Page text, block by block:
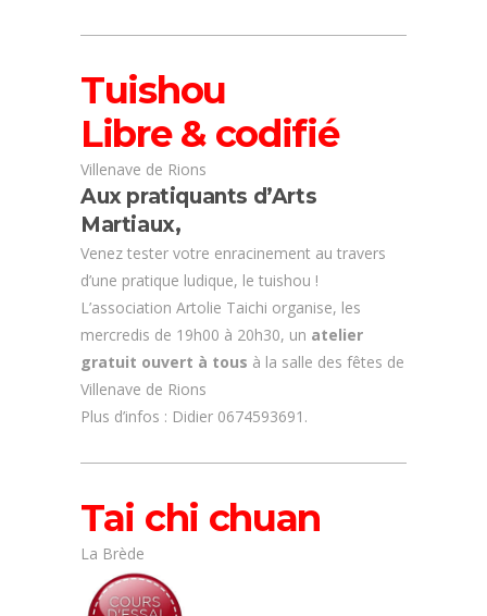
Tuishou
Libre & codifié
Villenave de Rions
Aux pratiquants d’Arts
Martiaux,
Venez tester votre enracinement au travers
d’une pratique ludique, le tuishou !
L’association Artolie Taichi organise, les
mercredis de 19h00 à 20h30, un atelier
gratuit ouvert à tous à la salle des fêtes de
Villenave de Rions
Plus d’infos : Didier 0674593691.
Tai chi chuan
La Brède